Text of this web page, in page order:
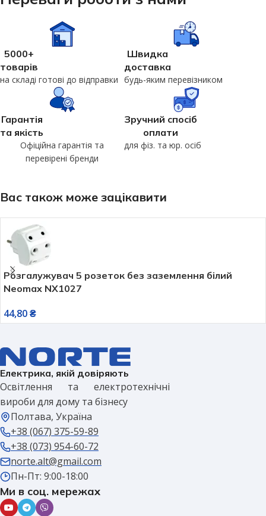
5000+
товарів
на складі готові до відправки
Швидка
доставка
будь-яким перевізником
Гарантія
та якість
Офіційна гарантія та
перевірені бренди
Зручний спосіб
оплати
для фіз. та юр. осіб
Вас також може зацікавити
Розгалужувач 5 розеток без заземлення білий
Neomax NX1027
44,80₴
Електрика, якій довіряють
Освітлення та електротехнічні
вироби для дому та бізнесу
Полтава, Україна
+38 (067) 375-59-89
+38 (073) 954-60-72
norte.alt@gmail.com
Пн-Пт: 9:00-18:00
Ми в соц. мережах